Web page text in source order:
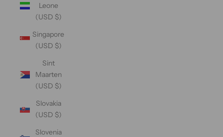
Leone
(USD $)
Singapore
(USD $)
Sint
Maarten
(USD $)
Slovakia
(USD $)
Slovenia